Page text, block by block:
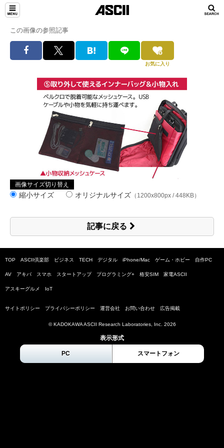
この画像の参照記事
お気に入り
画像サイズ切り替え
縮小サイズ オリジナルサイズ （1200x800px / 448KB）
記事に戻る
TOP ASCII倶楽部 ビジネス TECH デジタル iPhone/Mac ゲーム・ホビー 自作PC
AV アキバ スマホ スタートアップ プログラミング+ 格安SIM 家電ASCII
アスキーグルメ IoT
サイトポリシー プライバシーポリシー 運営会社 お問い合わせ 広告掲載
© KADOKAWA ASCII Research Laboratories, Inc. 2026
表示形式
PC スマートフォン